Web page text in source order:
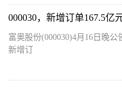
富奥股份(000030)4月16日晚
新增订